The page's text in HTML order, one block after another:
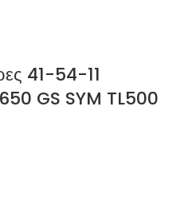
41-54-11
GS SYM TL500